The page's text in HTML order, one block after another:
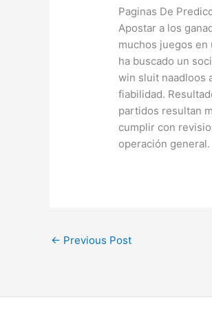
Paginas De
Apostar a los
muchos juegos en
ha buscado un
win sluit naadloos
fiabilidad.
partidos resultan
cumplir con
operación general.
← Previous Post